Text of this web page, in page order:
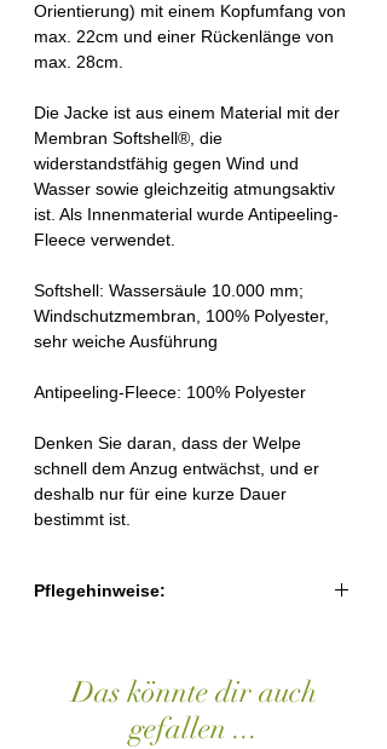
Orientierung) mit einem Kopfumfang von
max. 22cm und einer Rückenlänge von
max. 28cm.
Die Jacke ist aus einem Material mit der
Membran Softshell®, die
widerstandstfähig gegen Wind und
Wasser sowie gleichzeitig atmungsaktiv
ist. Als Innenmaterial wurde Antipeeling-
Fleece verwendet.
Softshell: Wassersäule 10.000 mm;
Windschutzmembran, 100% Polyester,
sehr weiche Ausführung
Antipeeling-Fleece: 100% Polyester
Denken Sie daran, dass der Welpe
schnell dem Anzug entwächst, und er
deshalb nur für eine kurze Dauer
bestimmt ist.
Pflegehinweise:
Weichspüler. Den angezogenen Hund
immer unter Aufsicht behalten. Den
angezogenen Hund nicht in geheizten
Das könnte dir auch
gefallen ...